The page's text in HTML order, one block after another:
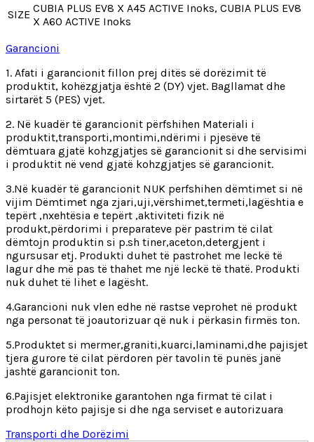
SIZE CUBIA PLUS EV8 X A45 ACTIVE Inoks, CUBIA PLUS EV8
X A60 ACTIVE Inoks
Garancioni
1. Afati i garancionit fillon prej ditës së dorëzimit të
produktit, kohëzgjatja është 2 (DY) vjet. Bagllamat dhe
sirtarët 5 (PES) vjet.
2. Në kuadër të garancionit përfshihen Materiali i
produktit,transporti,montimi,ndërimi i pjesëve të
dëmtuara gjatë kohzgjatjes së garancionit si dhe servisimi
i produktit në vend gjatë kohzgjatjes së garancionit.
3.Në kuadër të garancionit NUK perfshihen dëmtimet si në
vijim Dëmtimet nga zjari,uji,vërshimet,termeti,lagështia e
tepërt ,nxehtësia e tepërt ,aktiviteti fizik në
produkt,përdorimi i preparateve për pastrim të cilat
dëmtojn produktin si p.sh tiner,aceton,detergjent i
ngursusar etj. Produkti duhet të pastrohet me leckë të
lagur dhe më pas të thahet me një leckë të thatë. Produkti
nuk duhet të lihet e lagësht.
4.Garancioni nuk vlen edhe në rastse veprohet në produkt
nga personat të joautorizuar që nuk i përkasin firmës ton.
5.Produktet si mermer,graniti,kuarci,laminami,dhe pajisjet
tjera gurore të cilat përdoren për tavolin të punës janë
jashtë garancionit ton.
6.Pajisjet elektronike garantohen nga firmat të cilat i
prodhojn këto pajisje si dhe nga serviset e autorizuara
Transporti dhe Dorëzimi